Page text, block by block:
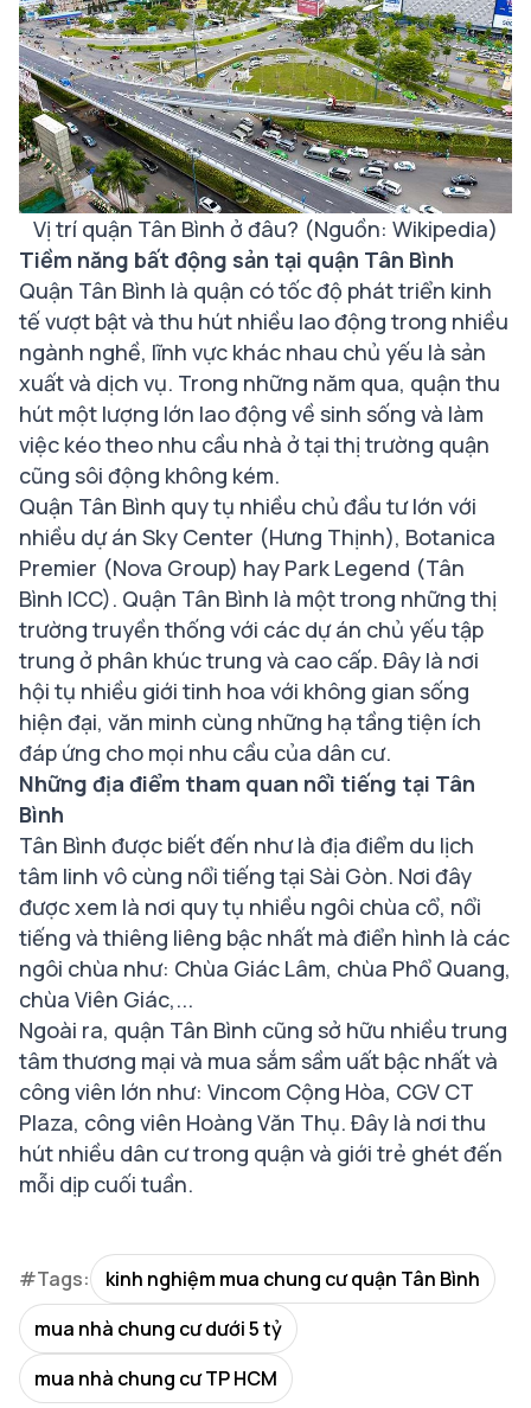
Vị trí quận Tân Bình ở đâu? (Nguồn: Wikipedia)
Tiềm năng bất động sản tại quận Tân Bình
Quận Tân Bình là quận có tốc độ phát triển kinh
tế vượt bật và thu hút nhiều lao động trong nhiều
ngành nghề, lĩnh vực khác nhau chủ yếu là sản
xuất và dịch vụ. Trong những năm qua, quận thu
hút một lượng lớn lao động về sinh sống và làm
việc kéo theo nhu cầu nhà ở tại thị trường quận
cũng sôi động không kém.
Quận Tân Bình quy tụ nhiều chủ đầu tư lớn với
nhiều dự án Sky Center (Hưng Thịnh), Botanica
Premier (Nova Group) hay Park Legend (Tân
Bình ICC). Quận Tân Bình là một trong những thị
trường truyền thống với các dự án chủ yếu tập
trung ở phân khúc trung và cao cấp. Đây là nơi
hội tụ nhiều giới tinh hoa với không gian sống
hiện đại, văn minh cùng những hạ tầng tiện ích
đáp ứng cho mọi nhu cầu của dân cư.
Những địa điểm tham quan nổi tiếng tại Tân
Bình
Tân Bình được biết đến như là địa điểm du lịch
tâm linh vô cùng nổi tiếng tại Sài Gòn. Nơi đây
được xem là nơi quy tụ nhiều ngôi chùa cổ, nổi
tiếng và thiêng liêng bậc nhất mà điển hình là các
ngôi chùa như: Chùa Giác Lâm, chùa Phổ Quang,
chùa Viên Giác,...
Ngoài ra, quận Tân Bình cũng sở hữu nhiều trung
tâm thương mại và mua sắm sầm uất bậc nhất và
công viên lớn như: Vincom Cộng Hòa, CGV CT
Plaza, công viên Hoàng Văn Thụ. Đây là nơi thu
hút nhiều dân cư trong quận và giới trẻ ghét đến
mỗi dịp cuối tuần.
#Tags:
kinh nghiệm mua chung cư quận Tân Bình
mua nhà chung cư dưới 5 tỷ
mua nhà chung cư TP HCM